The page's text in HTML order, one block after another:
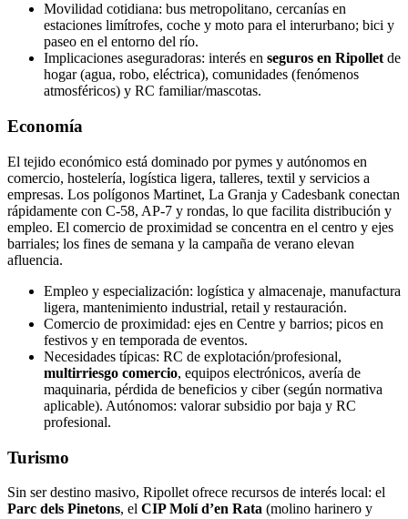
Movilidad cotidiana: bus metropolitano, cercanías en
estaciones limítrofes, coche y moto para el interurbano; bici y
paseo en el entorno del río.
Implicaciones aseguradoras: interés en seguros en Ripolletde
hogar (agua, robo, eléctrica), comunidades (fenómenos
atmosféricos) y RC familiar/mascotas.
Economía
El tejido económico está dominado por pymes y autónomos en
comercio, hostelería, logística ligera, talleres, textil y servicios a
empresas. Los polígonos Martinet, La Granja y Cadesbank conectan
rápidamente con C‑58, AP‑7 y rondas, lo que facilita distribución y
empleo. El comercio de proximidad se concentra en el centro y ejes
barriales; los fines de semana y la campaña de verano elevan
afluencia.
Empleo y especialización: logística y almacenaje, manufactura
ligera, mantenimiento industrial, retail y restauración.
Comercio de proximidad: ejes en Centre y barrios; picos en
festivos y en temporada de eventos.
Necesidades típicas: RC de explotación/profesional,
multirriesgo comercio, equipos electrónicos, avería de
maquinaria, pérdida de beneficios y ciber (según normativa
aplicable). Autónomos: valorar subsidio por baja y RC
profesional.
Turismo
Sin ser destino masivo, Ripollet ofrece recursos de interés local: el
Parc dels Pinetons, el CIP Molí d’en Rata (molino harinero y